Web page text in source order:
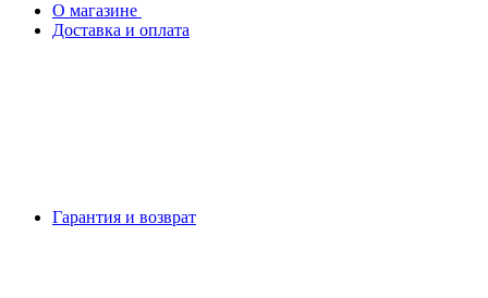
О магазине
Доставка и оплата
Гарантия и возврат